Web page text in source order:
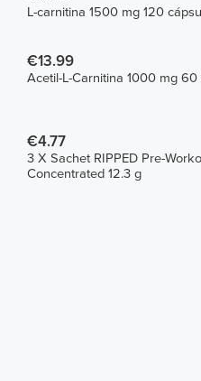
L-carnitina 1500 mg 120
€13.99
Acetil-L-Carnitina 1000 mg 60
€4.77
3 X Sachet RIPPED Pre-
Concentrated 12.3 g